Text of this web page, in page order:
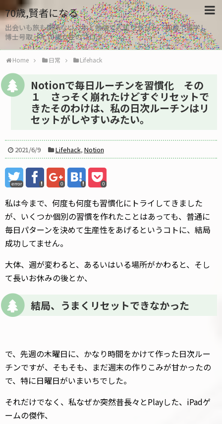
70歳,賢者になる
出会いも旅も関係ない。本と勉強で人生リセット、30歳で留学し
博士号取った70歳女性のブログ
Home 日常 Lifehack
Notionで毎日ルーチンを習慣化 その
１ さっそく崩れたけどすぐリセットで
きたそのわけは、私の日次ルーチンはリ
セットがしやすいみたい。
2021/6/9 Lifehack, Notion
error 0 0
私は今まで、何度も何度も習慣化にトライしてきました
が、いくつか個別の習慣を作れたことはあっても、普通に
毎日パターンを決めて生産性をあげるというコトに、結局
成功してません。
大体、週が変わると、あるいはいる場所がかわると、そし
て長いお休みの後とか、
結局、うまくリセットできなかった
で、先週の木曜日に、かなり時間をかけて作った日次ルー
チンですが、そもそも、まだ週末の作りこみが甘かったの
で、特に日曜日がいまいちでした。
それだけでなく、私なぜか突然昔長々とPlayした、iPadゲ
ームの傑作、